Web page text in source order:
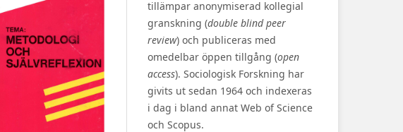
tillämpar anonymiserad kollegial
granskning (double blind peer
review) och publiceras med
omedelbar öppen tillgång (open
access). Sociologisk Forskning har
givits ut sedan 1964 och indexeras
i dag i bland annat Web of Science
och Scopus.